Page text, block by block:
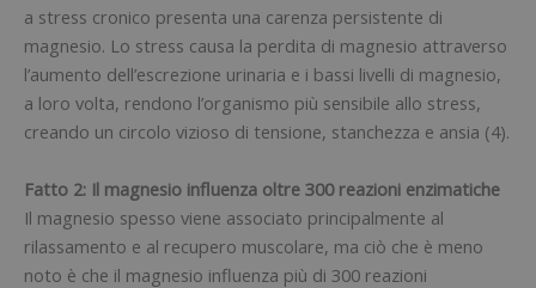
a stress cronico presenta una carenza persistente di
magnesio. Lo stress causa la perdita di magnesio attraverso
l’aumento dell’escrezione urinaria e i bassi livelli di magnesio,
a loro volta, rendono l’organismo più sensibile allo stress,
creando un circolo vizioso di tensione, stanchezza e ansia (4).
Fatto 2: Il magnesio influenza oltre 300 reazioni enzimatiche
Il magnesio spesso viene associato principalmente al
rilassamento e al recupero muscolare, ma ciò che è meno
noto è che il magnesio influenza più di 300 reazioni